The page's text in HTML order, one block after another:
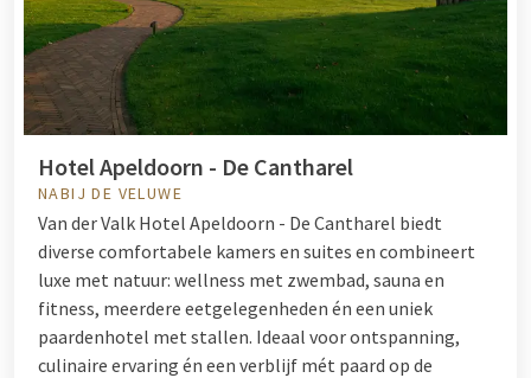
Hotel in de natuur
Sluit uw dag af in een luxe hotel in de natuur van Van der Valk.
Hier geniet u van comfort, gastvrijheid en een prachtig
op de Veluwe, aan de kust of in het zuiden van Nederland, met
Van der Valk komt u helemaal tot rust. Na een dag vol
activiteiten kunt u namelijk ontspannen in de wellness,
genieten van een heerlijk diner in het restaurant en relaxen
op de comfortabele kamers.
Al zin om er op uit te gaan? Bekijk hieronder alle hotels in of
nabij natuurgebieden.
Hotel Apeldoorn - De Cantharel
NABIJ DE VELUWE
Van der Valk Hotel Apeldoorn - De Cantharel biedt
diverse comfortabele kamers en suites en combineert
luxe met natuur: wellness met zwembad, sauna en
fitness, meerdere eetgelegenheden én een uniek
paardenhotel met stallen. Ideaal voor ontspanning,
culinaire ervaring én een verblijf mét paard op de